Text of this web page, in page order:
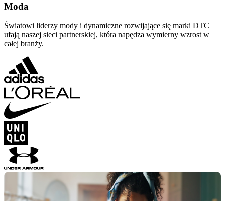
Moda
Światowi liderzy mody i dynamiczne rozwijające się marki DTC
ufają naszej sieci partnerskiej, która napędza wymierny wzrost w
całej branży.